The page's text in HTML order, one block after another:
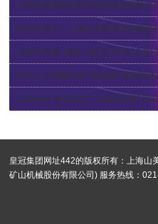
上海宝马展 低碳一路行 [2010-12-01 ]
上海山美: 备战2012“上海宝马展”
皇冠集团网址442的版权所有：上海山
矿山机械股份有限公司) 服务热线：